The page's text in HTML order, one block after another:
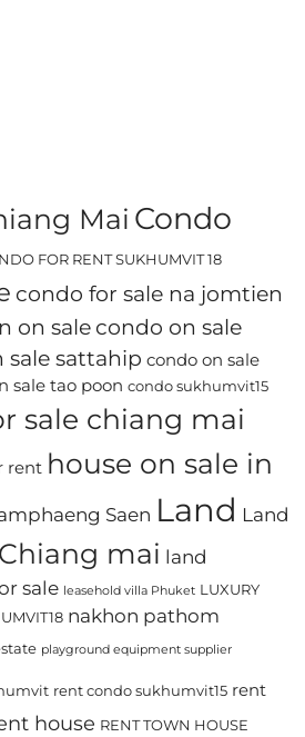
Mai Condo
FOR RENT SUKHUMVIT 18
condo for sale na jomtien
on sale condo on sale
sale sattahip condo on sale
sale tao poon condo sukhumvit15
sale chiang mai
rent house on sale in
Saen Land Land
mai land
sale leasehold villa Phuket LUXURY
nakhon pathom
playground equipment supplier
rent condo sukhumvit15 rent
house RENT TOWN HOUSE